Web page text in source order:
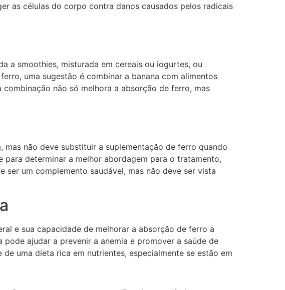
as células do corpo contra danos causados pelos radicais
a smoothies, misturada em cereais ou iogurtes, ou
uma sugestão é combinar a banana com alimentos
não só melhora a absorção de ferro, mas
mas não deve substituir a suplementação de ferro quando
determinar a melhor abordagem para o tratamento,
um complemento saudável, mas não deve ser vista
e sua capacidade de melhorar a absorção de ferro a
ajudar a prevenir a anemia e promover a saúde de
uma dieta rica em nutrientes, especialmente se estão em